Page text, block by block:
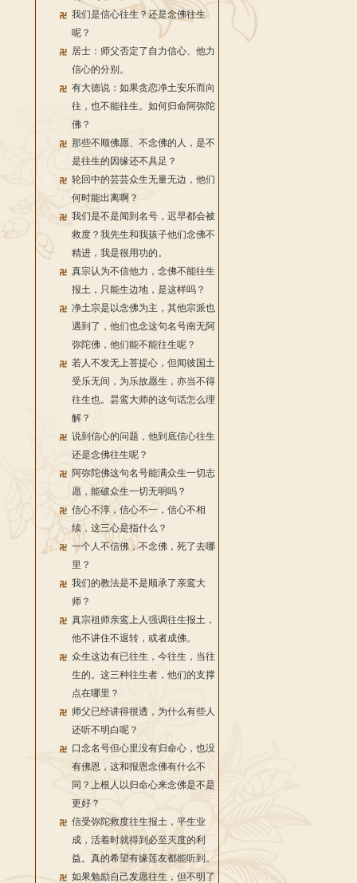
我们是信心往生？还是念佛往生
呢？
居士：师父否定了自力信心、他力
信心的分别。
有大德说：如果贪恋净土安乐而向
往，也不能往生。如何归命阿弥陀
佛？
那些不顺佛愿、不念佛的人，是不
是往生的因缘还不具足？
轮回中的芸芸众生无量无边，他们
何时能出离啊？
我们是不是闻到名号，迟早都会被
救度？我先生和我孩子他们念佛不
精进，我是很用功的。
真宗认为不信他力，念佛不能往生
报土，只能生边地，是这样吗？
净土宗是以念佛为主，其他宗派也
遇到了，他们也念这句名号南无阿
弥陀佛，他们能不能往生呢？
若人不发无上菩提心，但闻彼国土
受乐无间，为乐故愿生，亦当不得
往生也。昙鸾大师的这句话怎么理
解？
说到信心的问题，他到底信心往生
还是念佛往生呢？
阿弥陀佛这句名号能满众生一切志
愿，能破众生一切无明吗？
信心不淳，信心不一，信心不相
续，这三心是指什么？
一个人不信佛，不念佛，死了去哪
里？
我们的教法是不是顺承了亲鸾大
师？
真宗祖师亲鸾上人强调往生报土，
他不讲住不退转，或者成佛。
众生这边有已往生，今往生，当往
生的。这三种往生者，他们的支撑
点在哪里？
师父已经讲得很透，为什么有些人
还听不明白呢？
口念名号但心里没有归命心，也没
有佛恩，这和报恩念佛有什么不
同？上根人以归命心来念佛是不是
更好？
信受弥陀救度往生报土，平生业
成，活着时就得到必至灭度的利
益。真的希望有缘莲友都能听到。
如果勉励自己发愿往生，但不明了